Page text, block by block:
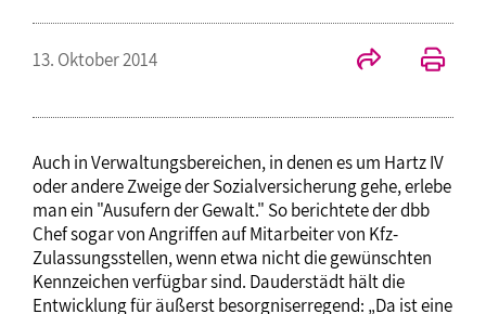
13. Oktober 2014
Auch in Verwaltungsbereichen, in denen es um Hartz IV
oder andere Zweige der Sozialversicherung gehe, erlebe
man ein "Ausufern der Gewalt." So berichtete der dbb
Chef sogar von Angriffen auf Mitarbeiter von Kfz-
Zulassungsstellen, wenn etwa nicht die gewünschten
Kennzeichen verfügbar sind. Dauderstädt hält die
Entwicklung für äußerst besorgniserregend: „Da ist eine